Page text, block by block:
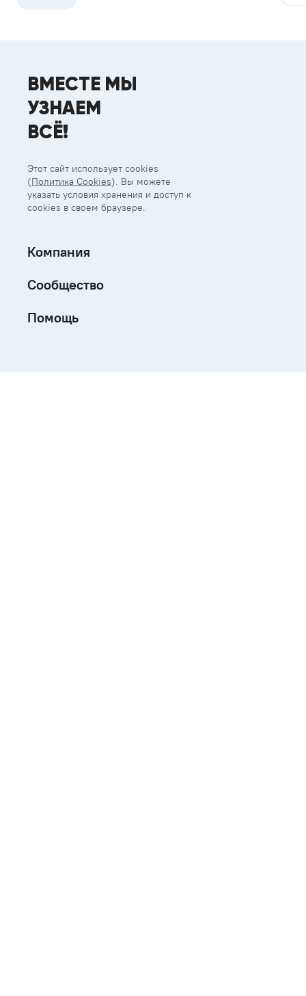
ВМЕСТЕ МЫ
УЗНАЕМ
ВСЁ!
Этот сайт использует cookies
(Политика Cookies). Вы можете
указать условия хранения и доступ к
cookies в своем браузере.
Компания
Сообщество
Помощь